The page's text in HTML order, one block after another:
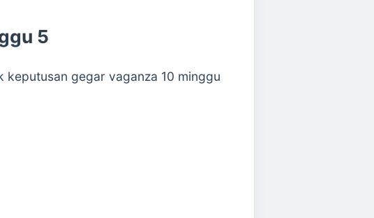
5
keputusan gegar vaganza 10 minggu